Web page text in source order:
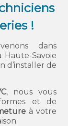
!
dans
Savoie
d’installer de
, nous vous
et de
à votre